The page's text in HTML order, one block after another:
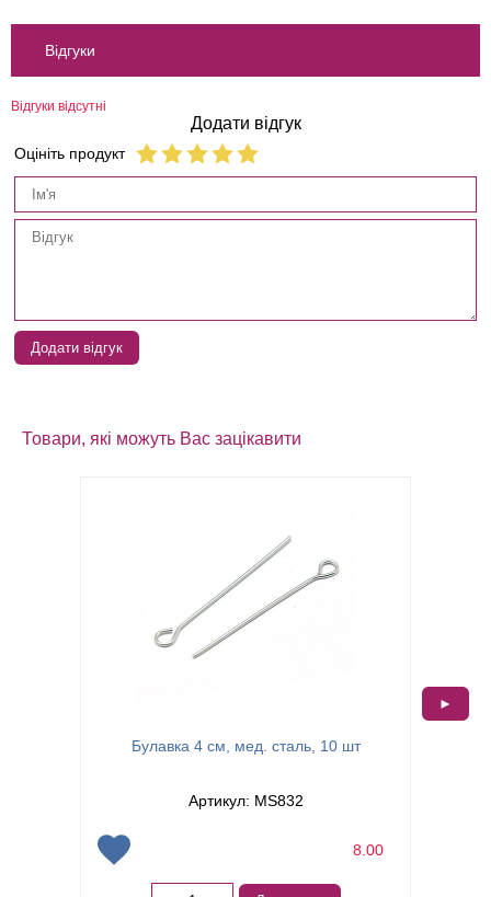
Відгуки
Відгуки відсутні
Додати відгук
Оцініть продукт
Додати відгук
Товари, які можуть Вас зацікавити
Булавка 4 см, мед. сталь, 10 шт
Артикул: MS832
8.00
►